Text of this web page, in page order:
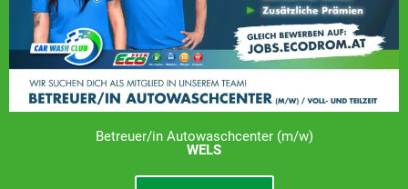
Betreuer/in Autowaschcenter (m/w)
WELS